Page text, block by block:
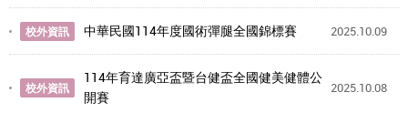
校外資訊 中華民國114年度國術彈腿全國錦標賽 2025.10.09
校外資訊
114年育達廣亞盃暨台健盃全國健美健體公
開賽
2025.10.08